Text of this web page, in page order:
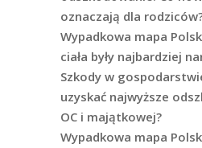
oznaczają dla
Wypadkowa mapa
ciała były najbardziej
Szkody w
uzyskać najwyższe
OC i majątkowej?
Wypadkowa mapa